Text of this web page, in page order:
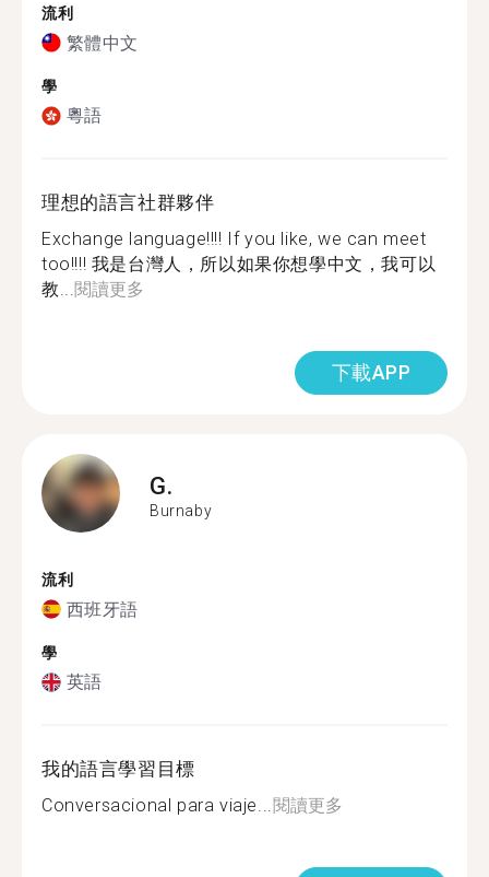
流利
繁體中文
學
粵語
理想的語言社群夥伴
Exchange language!!!! If you like, we can meet
too!!!! 我是台灣人，所以如果你想學中文，我可以
教...閱讀更多
下載APP
G.
Burnaby
流利
西班牙語
學
英語
我的語言學習目標
Conversacional para viaje...閱讀更多